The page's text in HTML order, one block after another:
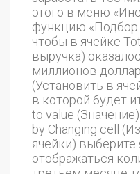
этого в меню
функцию «Подбор
чтобы в ячейке
выручка)
миллионов
(Установить в
в которой будет
to value
by Changing cell
ячейки) выберите
отображаться